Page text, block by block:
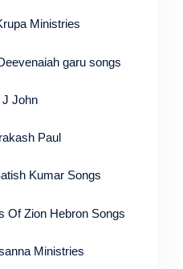
Ministries
garu songs
John
Paul
Kumar Songs
Zion Hebron Songs
Ministries